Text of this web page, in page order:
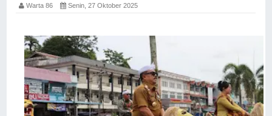
Warta 86 Senin, 27 Oktober 2025